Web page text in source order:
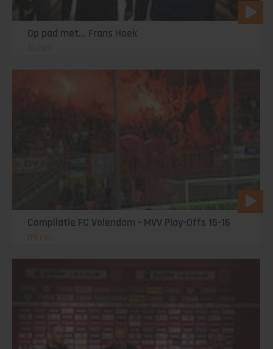
Op pad met... Frans Hoek
13 mei
Compilatie FC Volendam - MVV Play-Offs 15-16
09 mei